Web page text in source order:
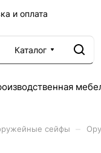
и оплата
Каталог
сейфы